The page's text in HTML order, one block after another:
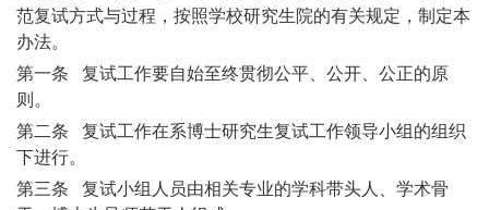
范复试方式与过程，按照学校研究生院的有关规定，制定本
办法。
第一条 复试工作要自始至终贯彻公平、公开、公正的原
则。
第二条 复试工作在系博士研究生复试工作领导小组的组织
下进行。
第三条 复试小组人员由相关专业的学科带头人、学术骨